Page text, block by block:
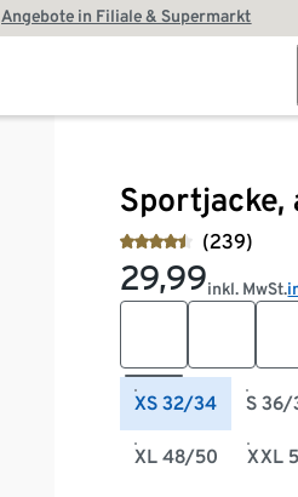
Angebote in Filiale & Supermarkt
(239)
29,99inkl. MwSt.
XS 32/34 S 36/
XL 48/50 XXL